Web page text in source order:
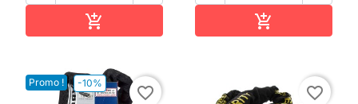
 
Promo ! -10%
favorite_border favorite_border